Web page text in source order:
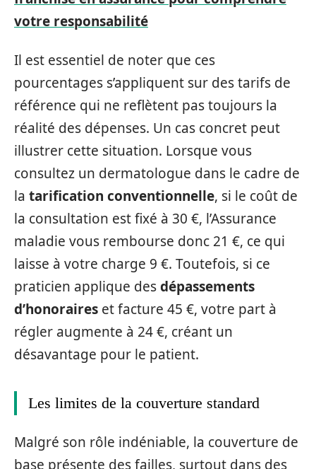
votre responsabilité
Il est essentiel de noter que ces
pourcentages s’appliquent sur des tarifs de
référence qui ne reflètent pas toujours la
réalité des dépenses. Un cas concret peut
illustrer cette situation. Lorsque vous
consultez un dermatologue dans le cadre de
la tarification conventionnelle, si le coût de
la consultation est fixé à 30 €, l’Assurance
maladie vous rembourse donc 21 €, ce qui
laisse à votre charge 9 €. Toutefois, si ce
praticien applique desdépassements
d’honoraires et facture 45 €, votre part à
régler augmente à 24 €, créant un
désavantage pour le patient.
Les limites de la couverture standard
Malgré son rôle indéniable, la couverture de
base présente des failles, surtout dans des